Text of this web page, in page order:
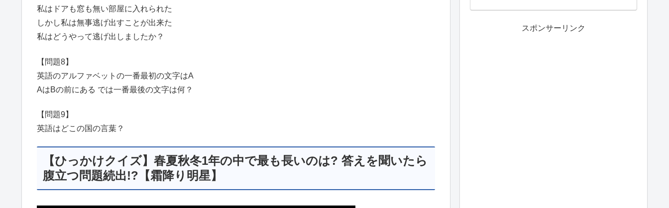
私はドアも窓も無い部屋に入れられた
しかし私は無事逃げ出すことが出来た
私はどうやって逃げ出しましたか？
【問題8】
英語のアルファベットの一番最初の文字はA
AはBの前にある では一番最後の文字は何？
【問題9】
英語はどこの国の言葉？
【ひっかけクイズ】春夏秋冬1年の中で最も長いのは? 答えを聞いたら
腹立つ問題続出!?【霜降り明星】
スポンサーリンク